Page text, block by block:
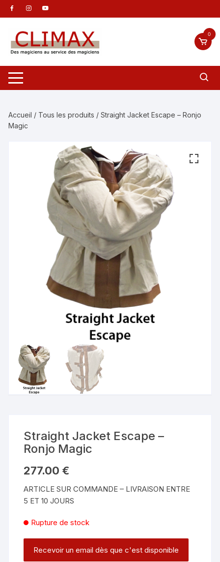
Aller
au
contenu
0
Accueil / Tous les produits / Straight Jacket Escape – Ronjo
Magic
Straight Jacket Escape –
Ronjo Magic
277.00 €
ARTICLE SUR COMMANDE – LIVRAISON ENTRE
5 ET 10 JOURS
Rupture de stock